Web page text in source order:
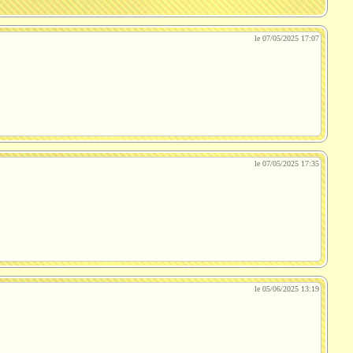
le 07/05/2025 17:07
le 07/05/2025 17:35
le 05/06/2025 13:19